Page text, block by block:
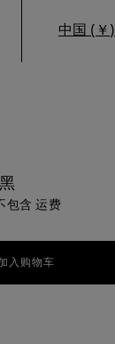
中国 (￥)
包含 运费
入购物车